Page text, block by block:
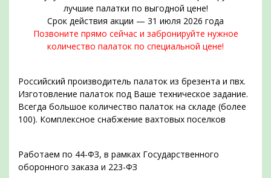
лучшие палатки по выгодной цене!
Срок действия акции — 31 июля 2026 года
Позвоните прямо сейчас и забронируйте нужное
количество палаток по специальной цене!
Российский производитель палаток из брезента и пвх.
Изготовление палаток под Ваше техническое задание.
Всегда большое количество палаток на складе (более
100). Комплексное снабжение вахтовых поселков
Работаем по 44-ФЗ, в рамках Государственного
оборонного заказа и 223-ФЗ
подобрать